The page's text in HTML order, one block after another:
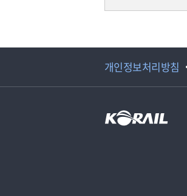
개인정보처리방침